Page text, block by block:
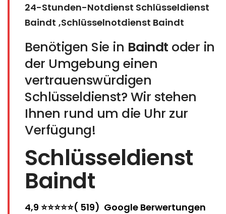
24-Stunden-Notdienst Schlüsseldienst
Baindt ,Schlüsselnotdienst Baindt
Benötigen Sie in Baindt oder in
der Umgebung einen
vertrauenswürdigen
Schlüsseldienst? Wir stehen
Ihnen rund um die Uhr zur
Verfügung!
Schlüsseldienst
Baindt
4,9 ⭐⭐⭐⭐⭐( 519) Google Berwertungen